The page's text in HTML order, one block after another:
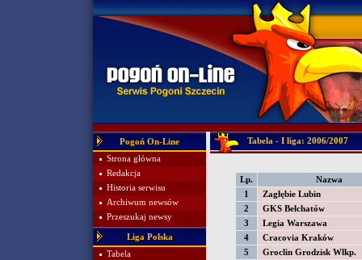
Pogoń On-Line
Strona główna
Redakcja
Historia serwisu
Archiwum newsów
Przeszukaj newsy
Liga Polska
Tabela
Tabela - I liga: 2006/2007
Lp.
Nazwa
1
Zagłębie Lubin
2
GKS Bełchatów
3
Legia Warszawa
4
Cracovia Kraków
5
Groclin Grodzisk Wlkp.